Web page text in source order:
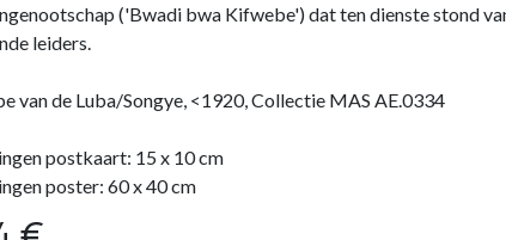
('Bwadi bwa Kifwebe') dat ten dienste stond
leiders.
van de Luba/Songye, <1920, Collectie MAS AE.0334
postkaart: 15 x 10 cm
poster: 60 x 40 cm